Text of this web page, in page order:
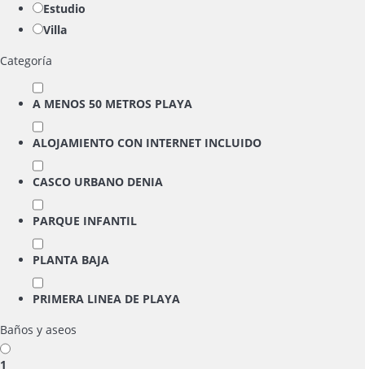
Estudio
Villa
Categoría
A MENOS 50 METROS PLAYA
ALOJAMIENTO CON INTERNET INCLUIDO
CASCO URBANO DENIA
PARQUE INFANTIL
PLANTA BAJA
PRIMERA LINEA DE PLAYA
Baños y aseos
1